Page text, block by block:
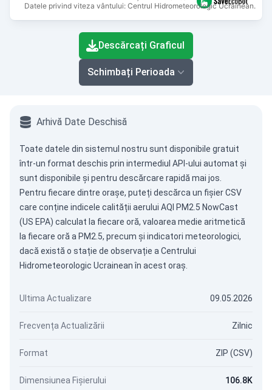
Datele privind viteza vântului: Centrul Hidrometeorologic Ucrainean.
End of interactive chart.
Descărcați Graficul
Schimbați Perioada
Arhivă Date Deschisă
Toate datele din sistemul nostru sunt disponibile gratuit
într-un format deschis prin intermediul API-ului automat și
sunt disponibile și pentru descărcare rapidă mai jos.
Pentru fiecare dintre orașe, puteți descărca un fișier CSV
care conține indicele calității aerului AQI PM2.5 NowCast
(US EPA) calculat la fiecare oră, valoarea medie aritmetică
la fiecare oră a PM2.5, precum și indicatori meteorologici,
dacă există o stație de observație a Centrului
Hidrometeorologic Ucrainean în acest oraș.
Ultima Actualizare 09.05.2026
Frecvența Actualizării Zilnic
Format ZIP (CSV)
Dimensiunea Fișierului 106.8K